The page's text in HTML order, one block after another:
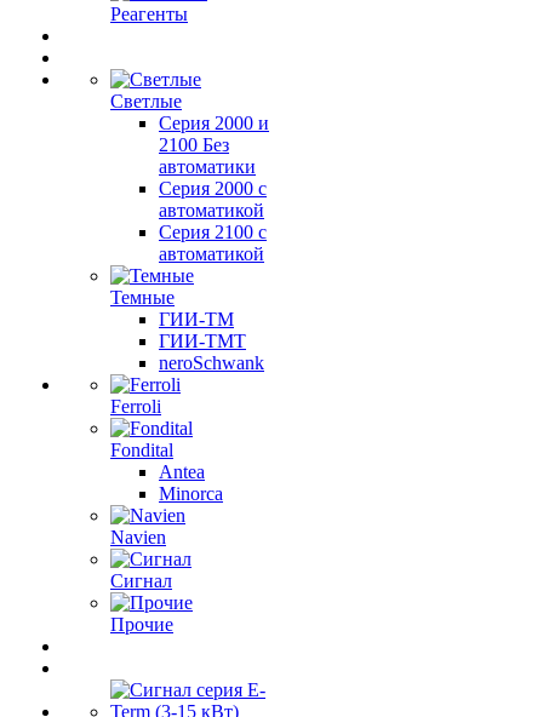
Реагенты
Светлые
Серия 2000 и
2100 Без
автоматики
Серия 2000 с
автоматикой
Серия 2100 с
автоматикой
Темные
ГИИ-ТМ
ГИИ-ТМТ
neroSchwank
Ferroli
Fondital
Antea
Minorca
Navien
Сигнал
Прочие